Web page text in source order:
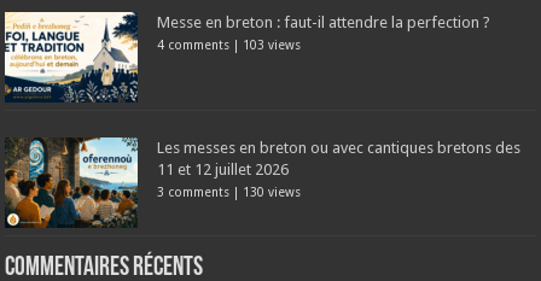
Messe en breton : faut-il attendre la perfection ?
4 comments | 103 views
Les messes en breton ou avec cantiques bretons des
11 et 12 juillet 2026
3 comments | 130 views
Commentaires récents